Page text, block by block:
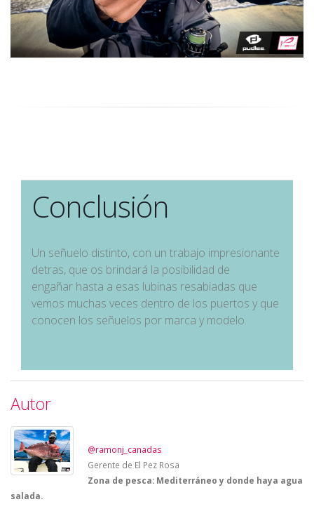
Conclusión
Un señuelo distinto, con un trabajo impresionante
detras, que os brindará la posibilidad de
engañar hasta a esas lubinas resabiadas que
vemos muchas veces dentro de los puertos y que
conocen los señuelos por marca y modelo.
Autor
@ramonj_canadas
Gerente de El Pez Rosa
Zona de pesca: Mediterráneo y donde haya agua
salada.